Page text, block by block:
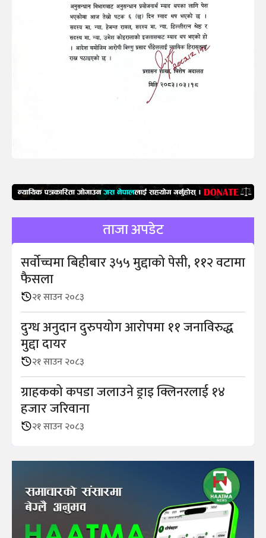
ताजा अपडेट
सर्वोच्चमा बिहीबार ३५५ मुद्दाको पेसी, ११२ वटामा
फैसला
२१ साउन २०८३
दुग्ध अनुदान दुरुपयोग आराेपमा ११ जनाविरुद्ध
मुद्दा दायर
२१ साउन २०८३
ग्राहकको कपडा जलाउने ड्राइ क्लिनरलाई १४
हजार जरिवाना
२१ साउन २०८३